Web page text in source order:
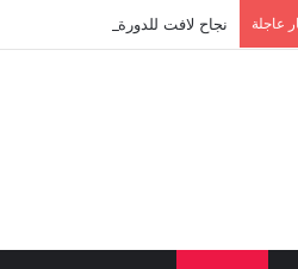
عاجلة نجاح لافت للدورة الخامسة من